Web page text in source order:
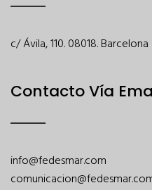
c/ Ávila, 110. 08018. Barcelona
Contacto Vía
info@fedesmar.com